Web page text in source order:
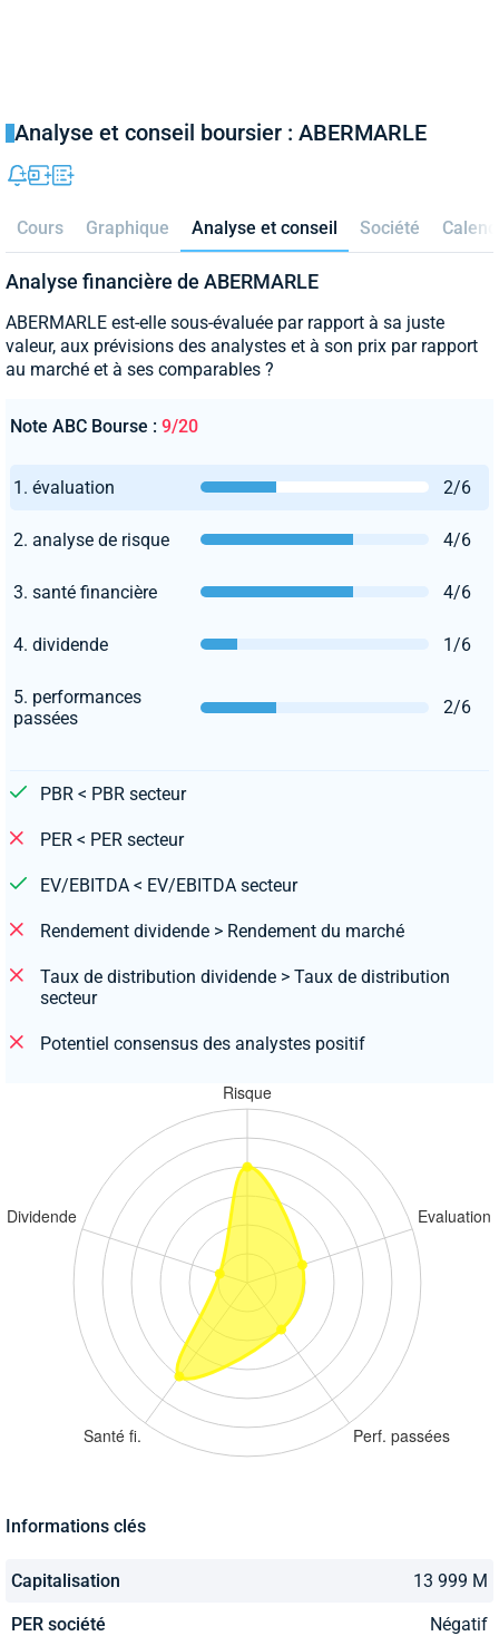
Analyse et conseil boursier : ABERMARLE
Cours Graphique Analyse et conseil Société
Analyse financière de ABERMARLE
ABERMARLE est-elle sous-évaluée par rapport à sa juste
valeur, aux prévisions des analystes et à son prix par rapport
au marché et à ses comparables ?
Note ABC Bourse : 9/20
1. évaluation 2/6
2. analyse de risque 4/6
3. santé financière 4/6
4. dividende 1/6
5. performances
passées
2/6
PBR < PBR secteur
PER < PER secteur
EV/EBITDA < EV/EBITDA secteur
Rendement dividende > Rendement du marché
Taux de distribution dividende > Taux de distribution
secteur
Potentiel consensus des analystes positif
Informations clés
Capitalisation 13 999 M
PER société Négatif